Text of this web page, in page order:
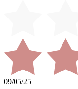
09/05/25